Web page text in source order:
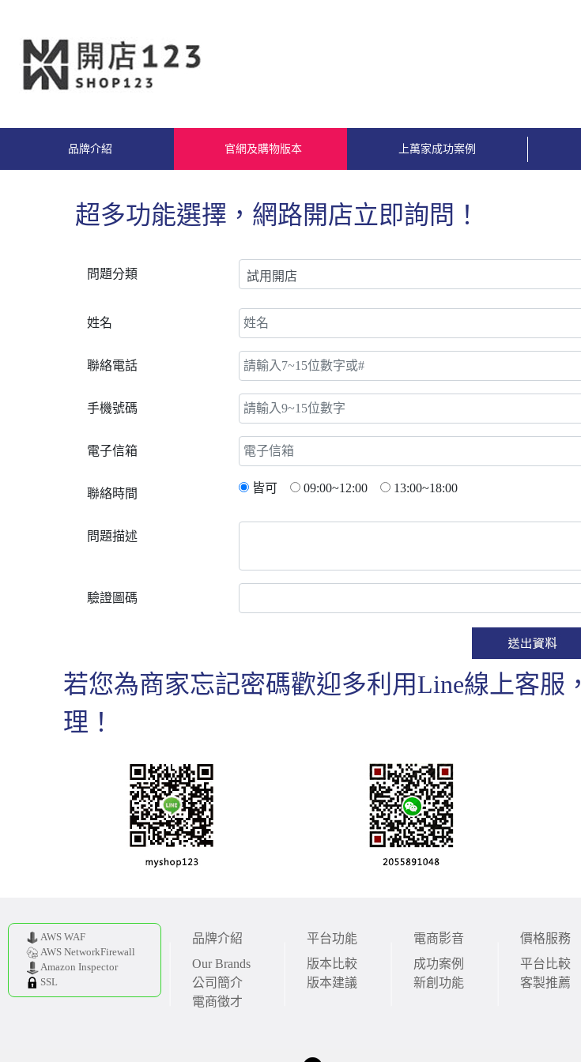
品牌介紹 官網及購物版本 上萬家成功案例
問題分類
姓名
聯絡電話
手機號碼
電子信箱
聯絡時間 皆可 09:00~12:00 13:00~18:00
問題描述
驗證圖碼
若您為商家忘記密碼歡迎多利用Line線上客服
理！
AWS WAF
AWS NetworkFirewall
Amazon Inspector
SSL
品牌介紹
Our Brands
公司簡介
電商徵才
平台功能
版本比較
版本建議
電商影音
成功案例
新創功能
價格服務
平台比較
客製推薦